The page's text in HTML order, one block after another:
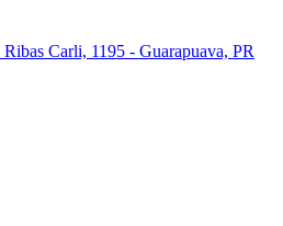
Carli, 1195 - Guarapuava, PR